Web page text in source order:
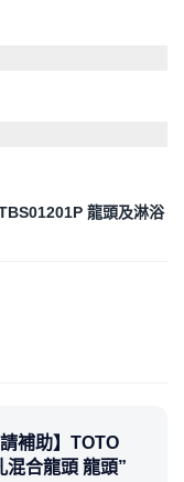
龍頭及淋浴
補助】TOTO
合龍頭 龍頭”